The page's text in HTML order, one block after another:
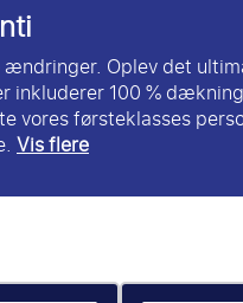
Oplev det
inkluderer 100 %
vores førsteklasses
Vis flere